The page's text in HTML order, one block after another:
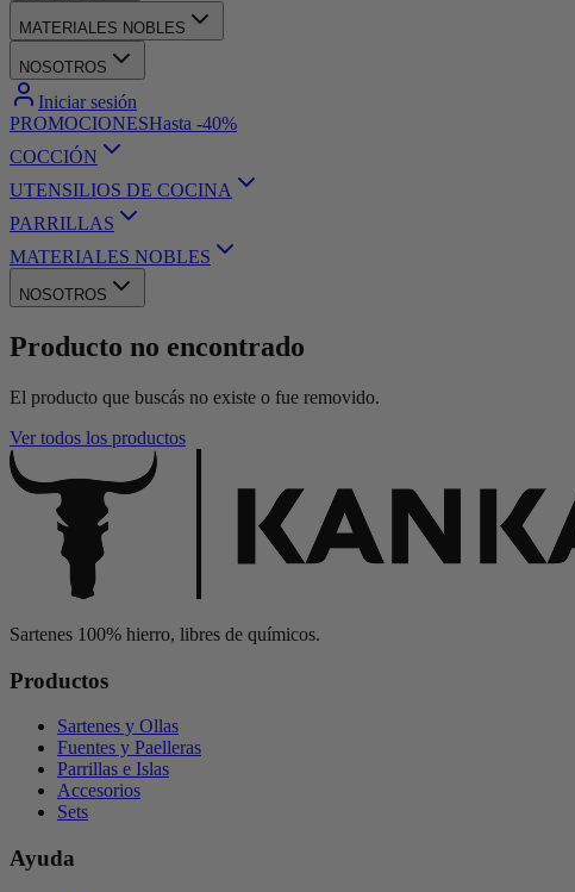
MATERIALES NOBLES
NOSOTROS
Iniciar sesión
PROMOCIONESHasta -40%
COCCIÓN
UTENSILIOS DE COCINA
PARRILLAS
MATERIALES NOBLES
NOSOTROS
Producto no encontrado
El producto que buscás no existe o fue removido.
Ver todos los productos
Sartenes 100% hierro, libres de químicos.
Productos
Sartenes y Ollas
Fuentes y Paelleras
Parrillas e Islas
Accesorios
Sets
Ayuda